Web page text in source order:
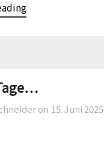
on 15. Juni 2025